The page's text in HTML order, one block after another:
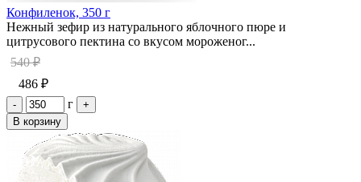
Конфиленок, 350 г
Нежный зефир из натурального яблочного пюре и
цитрусового пектина со вкусом мороженог...
540 ₽
486 ₽
- г
+
В корзину